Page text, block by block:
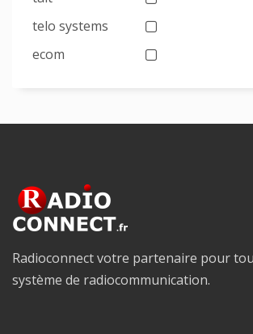
telo systems
ecom
Radioconnect votre partenaire pour
système de radiocommunication.